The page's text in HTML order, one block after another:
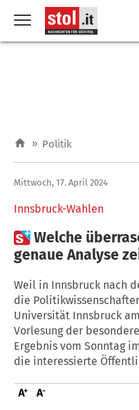
» Politik
Innsbruck-Wahlen
Mittwoch, 17. April 2024
Welche
genaue Analyse
Weil in Innsbruck nach
die
Universität Innsbruck
Vorlesung der
Ergebnis vom Sonntag
die interessierte